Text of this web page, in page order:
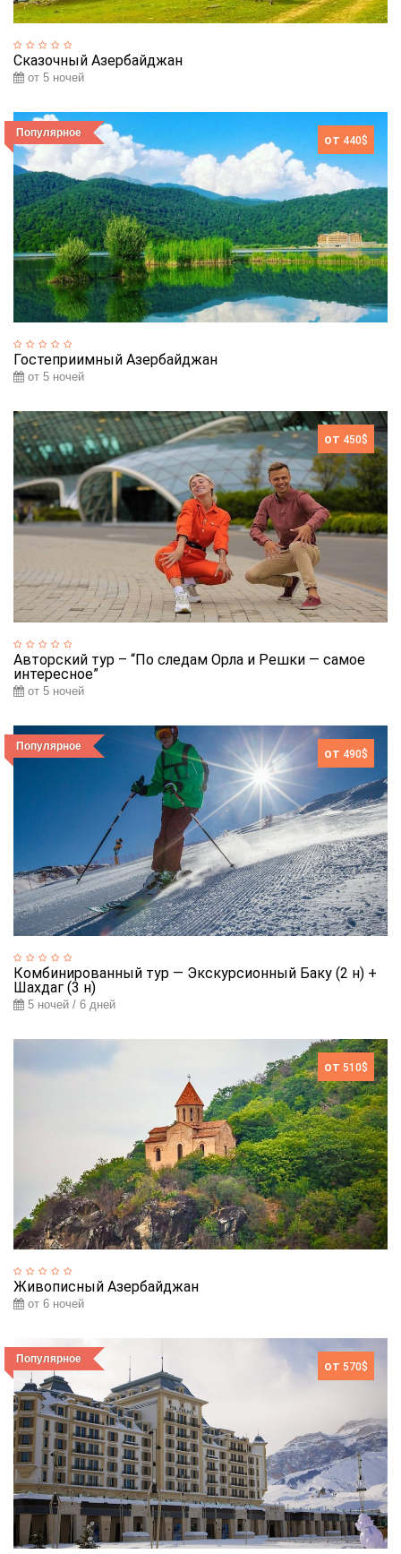
Сказочный Азербайджан
от 5 ночей
Популярное от 440$
Гостеприимный Азербайджан
от 5 ночей
от 450$
Авторский тур – “По следам Орла и Решки — самое
интересное”
от 5 ночей
Популярное от 490$
Комбинированный тур — Экскурсионный Баку (2 н) +
Шахдаг (3 н)
5 ночей / 6 дней
от 510$
Живописный Азербайджан
от 6 ночей
Популярное от 570$